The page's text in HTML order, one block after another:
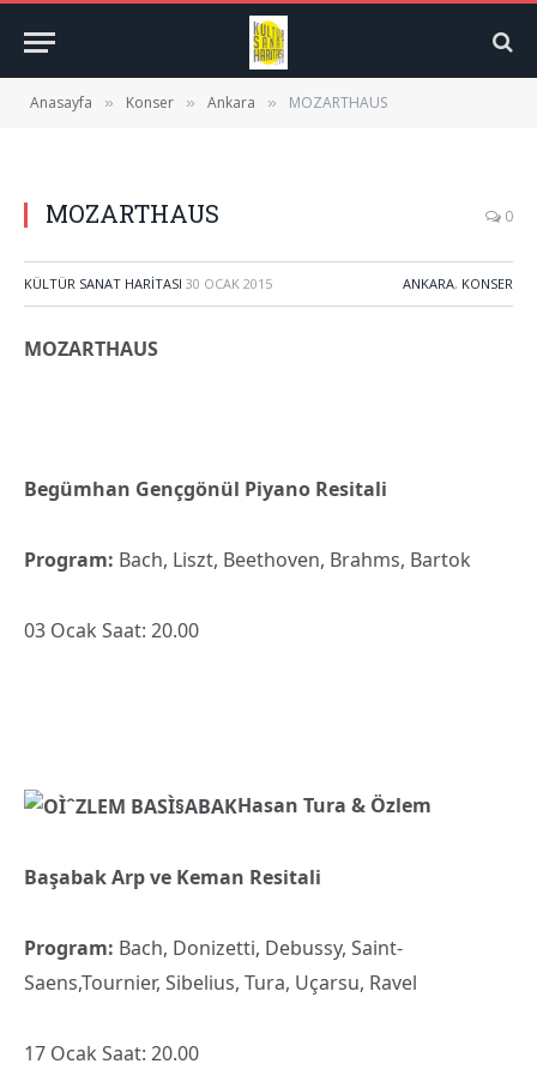
Anasayfa » Konser » Ankara » MOZARTHAUS
MOZARTHAUS 0
KÜLTÜR SANAT HARITASI 30 OCAK 2015 ANKARA, KONSER
MOZARTHAUS
Begümhan Gençgönül Piyano Resitali
Program: Bach, Liszt, Beethoven, Brahms, Bartok
03 Ocak Saat: 20.00
Hasan Tura & Özlem
Başabak Arp ve Keman Resitali
Program: Bach, Donizetti, Debussy, Saint-
Saens,Tournier, Sibelius, Tura, Uçarsu, Ravel
17 Ocak Saat: 20.00